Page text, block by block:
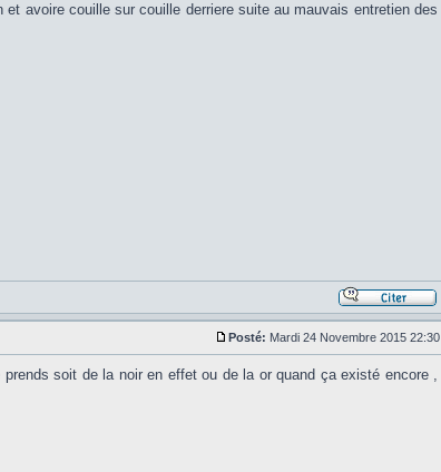
avoire couille sur couille derriere suite au mauvais entretien des
Posté: Mardi 24 Novembre 2015 22:30
soit de la noir en effet ou de la or quand ça existé encore ,